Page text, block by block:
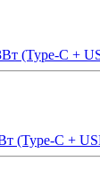
(Type-C +
(Type-C +